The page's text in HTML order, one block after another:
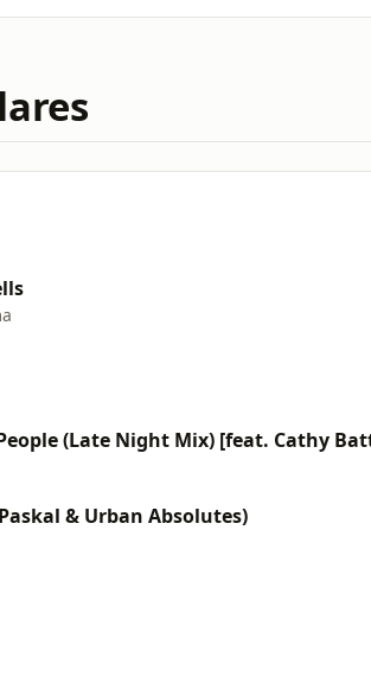
(Late Night Mix) [feat. Cathy
& Urban Absolutes)